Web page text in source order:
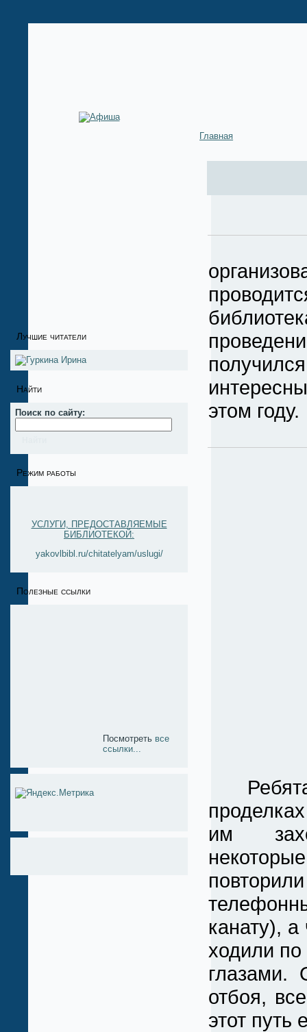
Лучшие читатели
Найти
Поиск по сайту:
Режим работы
УСЛУГИ, ПРЕДОСТАВЛЯЕМЫЕ
БИБЛИОТЕКОЙ:
yakovlbibl.ru/chitatelyam/uslugi/
Полезные ссылки
Посмотреть все
ссылки...
Главная
этом году.
Ребята
им
канату),
ходили по
глазами.
отбоя,
этот